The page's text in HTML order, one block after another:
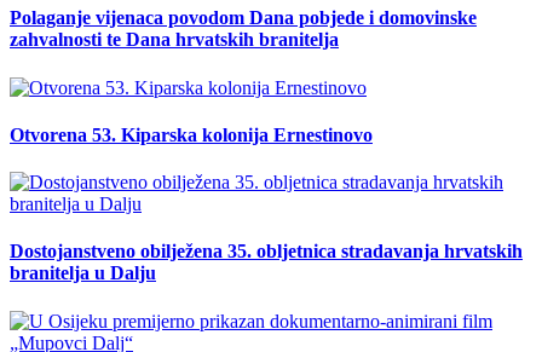
Polaganje vijenaca povodom Dana pobjede i domovinske
zahvalnosti te Dana hrvatskih branitelja
Otvorena 53. Kiparska kolonija Ernestinovo
Dostojanstveno obilježena 35. obljetnica stradavanja hrvatskih
branitelja u Dalju